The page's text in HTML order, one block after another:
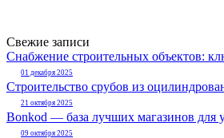
Свежие записи
Снабжение строительных объектов:
01 декабря 2025
Строительство срубов из
21 октября 2025
Bonkod — база лучших магазинов для
09 октября 2025